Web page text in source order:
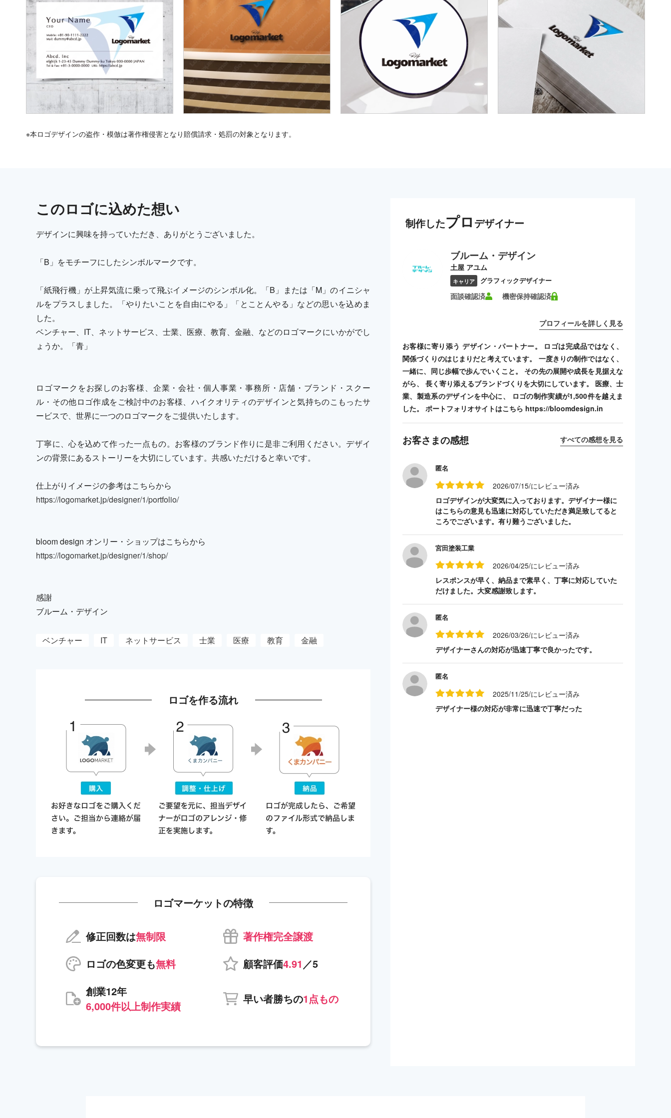
※本ロゴデザインの盗作・模倣は著作権侵害となり賠償請求・処罰の対象となります。
このロゴに込めた想い
デザインに興味を持っていただき、ありがとうございました。
「B」をモチーフにしたシンボルマークです。
「紙飛行機」が上昇気流に乗って飛ぶイメージのシンボル化。「B」または「M」のイニシャ
ルをプラスしました。「やりたいことを自由にやる」「とことんやる」などの思いを込めま
した。
ベンチャー、IT、ネットサービス、士業、医療、教育、金融、などのロゴマークにいかがでし
ょうか。「青」
ロゴマークをお探しのお客様、企業・会社・個人事業・事務所・店舗・ブランド・スクー
ル・その他ロゴ作成をご検討中のお客様、ハイクオリティのデザインと気持ちのこもったサ
ービスで、世界に一つのロゴマークをご提供いたします。
丁寧に、心を込めて作った一点もの。お客様のブランド作りに是非ご利用ください。デザイ
ンの背景にあるストーリーを大切にしています。共感いただけると幸いです。
仕上がりイメージの参考はこちらから
https://logomarket.jp/designer/1/portfolio/
bloom design オンリー・ショップはこちらから
https://logomarket.jp/designer/1/shop/
感謝
ブルーム・デザイン
ベンチャー IT ネットサービス 士業 医療 教育 金融
ロゴを作る流れ
ロゴマーケットの特徴
修正回数は無制限
著作権完全譲渡
ロゴの色変更も無料 顧客評価4.91 ／5
創業12年
6,000件以上制作実績
早い者勝ちの1点もの
制作したプロ デザイナー
ブルーム・デザイン
土屋 アユム
キャリア グラフィックデザイナー
面談確認済 機密保持確認済
プロフィールを詳しく見る
お客様に寄り添う デザイン・パートナー。 ロゴは完成品ではなく、
関係づくりのはじまりだと考えています。 一度きりの制作ではなく、
一緒に、同じ歩幅で歩んでいくこと。 その先の展開や成長を見据えな
がら、 長く寄り添えるブランドづくりを大切にしています。 医療、士
業、製造系のデザインを中心に、 ロゴの制作実績が1,500件を越えま
した。 ポートフォリオサイトはこちら https://bloomdesign.in
お客さまの感想 すべての感想を見る
匿名
2026/07/15/にレビュー済み
ロゴデザインが大変気に入っております。デザイナー様に
はこちらの意見も迅速に対応していただき満足致してると
ころでございます。有り難うございました。
宮田塗装工業
2026/04/25/にレビュー済み
レスポンスが早く、納品まで素早く、丁寧に対応していた
だけました。大変感謝致します。
匿名
2026/03/26/にレビュー済み
デザイナーさんの対応が迅速丁寧で良かったです。
匿名
2025/11/25/にレビュー済み
デザイナー様の対応が非常に迅速で丁寧だった